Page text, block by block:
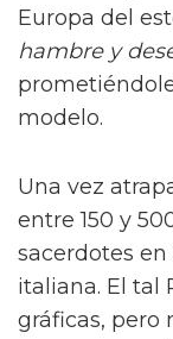
Europa del
hambre y
modelo.
Una vez
entre 150 y
sacerdotes en
italiana. El tal
gráficas, pero